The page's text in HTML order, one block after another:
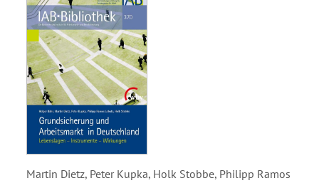
Martin Dietz, Peter Kupka, Holk Stobbe, Philipp Ramos